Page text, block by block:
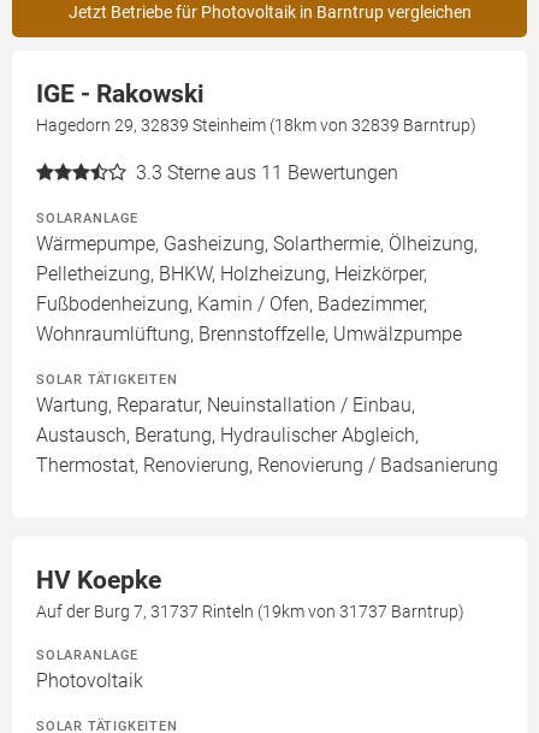
Jetzt Betriebe für Photovoltaik in Barntrup vergleichen
IGE - Rakowski
Hagedorn 29, 32839 Steinheim (18km von 32839 Barntrup)
3.3 Sterne aus 11 Bewertungen
SOLARANLAGE
Wärmepumpe, Gasheizung, Solarthermie, Ölheizung,
Pelletheizung, BHKW, Holzheizung, Heizkörper,
Fußbodenheizung, Kamin / Ofen, Badezimmer,
Wohnraumlüftung, Brennstoffzelle, Umwälzpumpe
SOLAR TÄTIGKEITEN
Wartung, Reparatur, Neuinstallation / Einbau,
Austausch, Beratung, Hydraulischer Abgleich,
Thermostat, Renovierung, Renovierung / Badsanierung
HV Koepke
Auf der Burg 7, 31737 Rinteln (19km von 31737 Barntrup)
SOLARANLAGE
Photovoltaik
SOLAR TÄTIGKEITEN